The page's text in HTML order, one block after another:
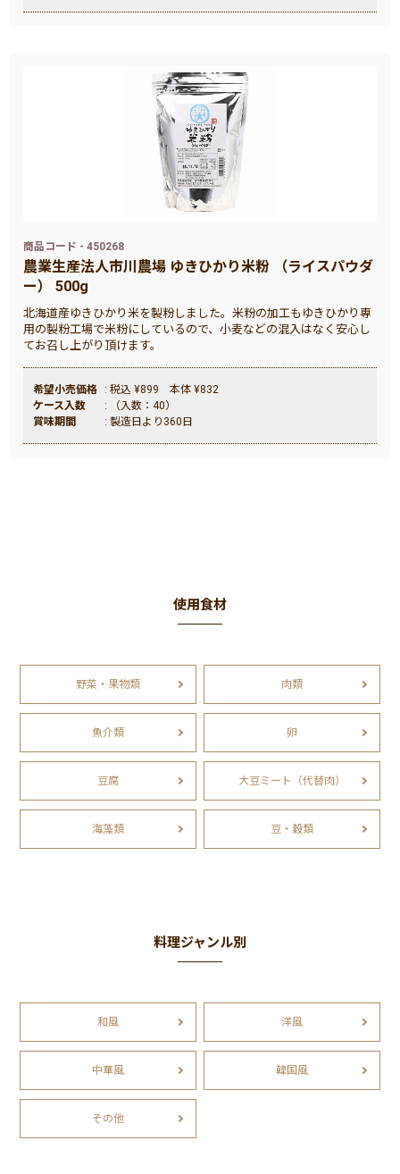
商品コード - 450268
農業生産法人市川農場 ゆきひかり米粉 （ライスパウダ
ー） 500g
北海道産ゆきひかり米を製粉しました。米粉の加工もゆきひかり専
用の製粉工場で米粉にしているので、小麦などの混入はなく安心し
てお召し上がり頂けます。
希望小売価格
: 税込 ¥899 本体 ¥832
ケース入数
: （入数：40）
賞味期間
: 製造日より360日
使用食材
野菜・果物類 肉類
魚介類 卵
豆腐 大豆ミート（代替肉）
海藻類 豆・穀類
料理ジャンル別
和風 洋風
中華風 韓国風
その他